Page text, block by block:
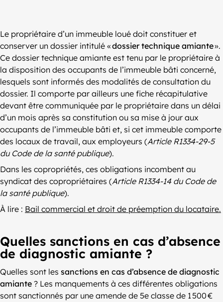
Le propriétaire d’un immeuble loué doit constituer et
conserver un dossier intitulé «dossier technique amiante».
Ce dossier technique amiante est tenu par le propriétaire à
la disposition des occupants de l’immeuble bâti concerné,
lesquels sont informés des modalités de consultation du
dossier. Il comporte par ailleurs une fiche récapitulative
devant être communiquée par le propriétaire dans un délai
d’un mois après sa constitution ou sa mise à jour aux
occupants de l’immeuble bâti et, si cet immeuble comporte
des locaux de travail, aux employeurs (Article R1334-29-5
du Code de la santé publique).
Dans les copropriétés, ces obligations incombent au
syndicat des copropriétaires (Article R1334-14 du Code de
la santé publique).
À lire : Bail commercial et droit de préemption du locataire.
Quelles sanctions en cas d’absence
de diagnostic amiante ?
Quelles sont les sanctions en cas d’absence de diagnostic
amiante ? Les manquements à ces différentes obligations
sont sanctionnés par une amende de 5e classe de 1 500 €